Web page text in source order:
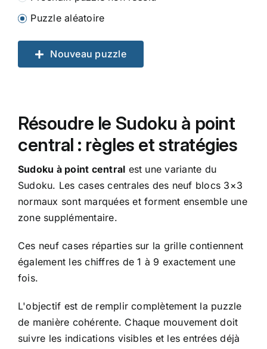
Puzzle aléatoire
Nouveau puzzle
Résoudre le Sudoku à point
central : règles et stratégies
Sudoku à point central est une variante du
Sudoku. Les cases centrales des neuf blocs 3×3
normaux sont marquées et forment ensemble une
zone supplémentaire.
Ces neuf cases réparties sur la grille contiennent
également les chiffres de 1 à 9 exactement une
fois.
L'objectif est de remplir complètement la puzzle
de manière cohérente. Chaque mouvement doit
suivre les indications visibles et les entrées déjà